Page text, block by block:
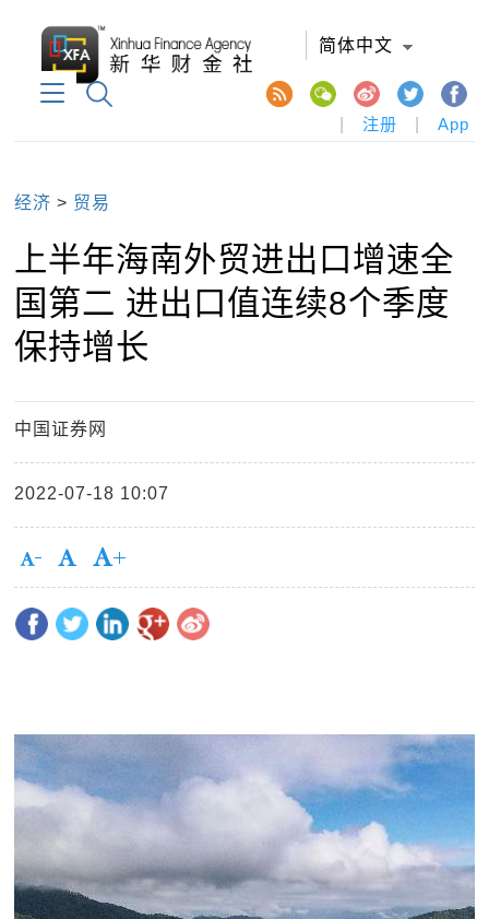
简体中文
注册 App
经济 > 贸易
上半年海南外贸进出口增速全
国第二 进出口值连续8个季度
保持增长
中国证券网
2022-07-18 10:07